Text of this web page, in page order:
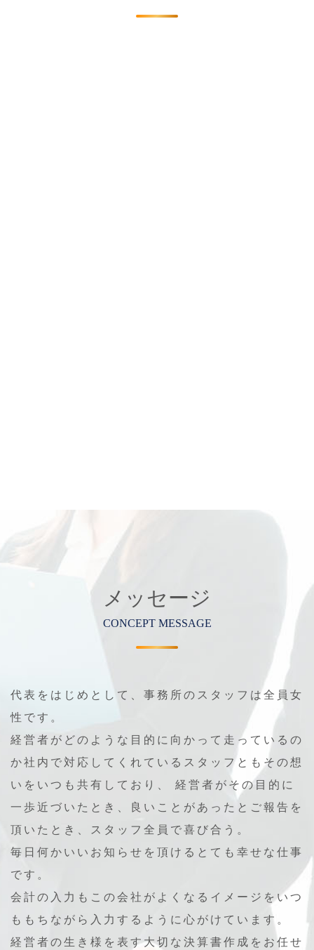
メッセージ
CONCEPT MESSAGE
代表をはじめとして、事務所のスタッフは全員女
性です。
経営者がどのような目的に向かって走っているの
か社内で対応してくれているスタッフともその想
いをいつも共有しており、
経営者がその目的に
一歩近づいたとき、良いことがあったとご報告を
頂いたとき、スタッフ全員で喜び合う。
毎日何かいいお知らせを頂けるとても幸せな仕事
です。
会計の入力もこの会社がよくなるイメージをいつ
ももちながら入力するように心がけています。
経営者の生き様を表す大切な決算書作成をお任せ